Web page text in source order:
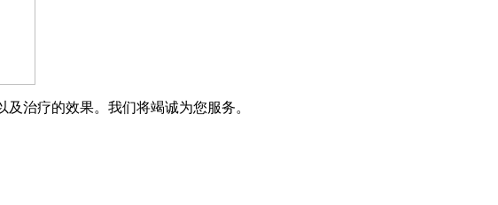
治疗的效果。我们将竭诚为您服务。